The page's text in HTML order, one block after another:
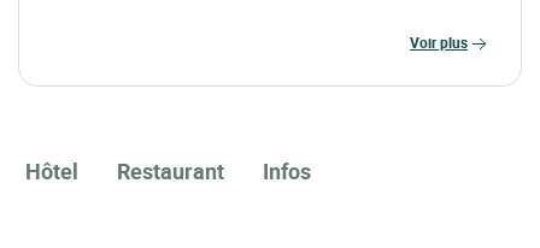
voir plus
Hôtel Restaurant Infos